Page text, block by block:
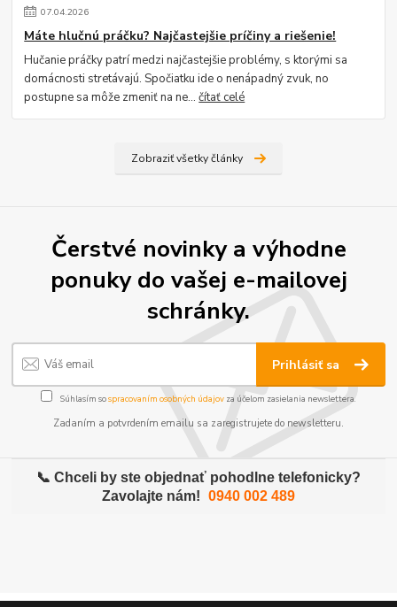
07.04.2026
Máte hlučnú práčku? Najčastejšie príčiny a riešenie!
Hučanie práčky patrí medzi najčastejšie problémy, s ktorými sa
domácnosti stretávajú. Spočiatku ide o nenápadný zvuk, no
postupne sa môže zmeniť na ne...čítať celé
Zobraziť všetky články
Čerstvé novinky a výhodne
ponuky do vašej e-mailovej
schránky.
Prihlásiť sa
Súhlasím sospracovaním osobných údajov za účelom zasielania newslettera.
Zadaním a potvrdením emailu sa zaregistrujete do newsletteru.
📞 Chceli by ste objednať pohodlne telefonicky?
Zavolajte nám! 0940 002 489